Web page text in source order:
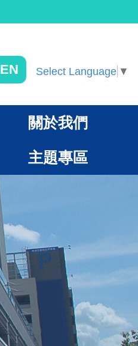
EN Select Language ▼
關於我們
主題專區